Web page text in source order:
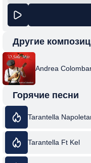
Другие
Andrea
Горячие песни
Tarantella
Tarantella Ft Kel